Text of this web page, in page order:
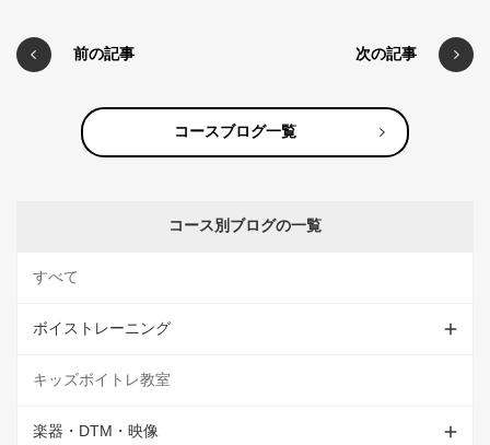
前の記事 次の記事
コースブログ一覧
コース別ブログの一覧
すべて
ボイストレーニング
キッズボイトレ教室
楽器・DTM・映像